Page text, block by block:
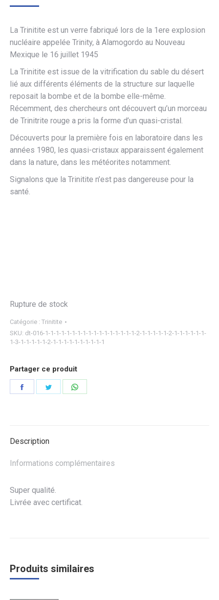
La Trinitite est un verre fabriqué lors de la 1ere explosion
nucléaire appelée Trinity, à Alamogordo au Nouveau
Mexique le 16 juillet 1945
La Trinitite est issue de la vitrification du sable du désert
lié aux différents éléments de la structure sur laquelle
reposait la bombe et de la bombe elle-même.
Récemment, des chercheurs ont découvert qu’un morceau
de Trinitrite rouge a pris la forme d’un quasi-cristal.
Découverts pour la première fois en laboratoire dans les
années 1980, les quasi-cristaux apparaissent également
dans la nature, dans les météorites notamment.
Signalons que la Trinitite n’est pas dangereuse pour la
santé.
Rupture de stock
Catégorie : Trinitite
SKU: dt-016-1-1-1-1-1-1-1-1-1-1-1-1-1-1-1-1-1-2-1-1-1-1-1-2-1-1-1-1-1-1-
1-3-1-1-1-1-1-2-1-1-1-1-1-1-1-1-1-1
Partager ce produit
Partager Partager
Description
Informations complémentaires
Super qualité.
Livrée avec certificat.
Produits similaires